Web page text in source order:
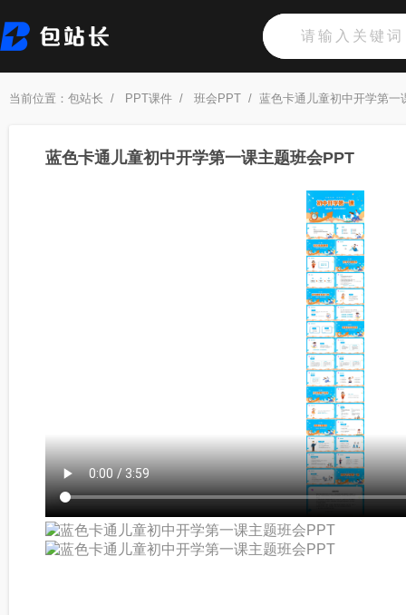
当前位置： 包站长 / PPT课件 / 班会PPT / 蓝色卡通儿童初中开学第一
蓝色卡通儿童初中开学第一课主题班会PPT